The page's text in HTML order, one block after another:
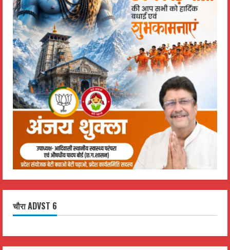
चौरा ADVST 6